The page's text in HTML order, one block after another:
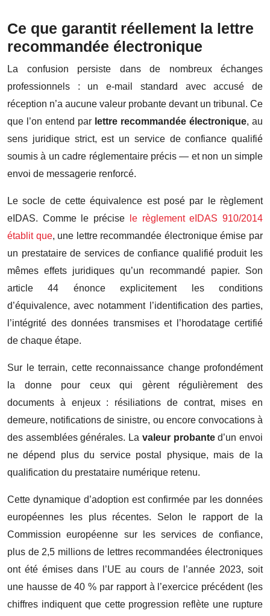
Ce que garantit réellement la lettre
recommandée électronique
La confusion persiste dans de nombreux échanges
professionnels : un e-mail standard avec accusé de
réception n’a aucune valeur probante devant un tribunal. Ce
que l’on entend par lettre recommandée électronique, au
sens juridique strict, est un service de confiance qualifié
soumis à un cadre réglementaire précis — et non un simple
envoi de messagerie renforcé.
Le socle de cette équivalence est posé par le règlement
eIDAS. Comme le précise
le règlement eIDAS 910/2014
établit que, une lettre recommandée électronique émise par
un prestataire de services de confiance qualifié produit les
mêmes effets juridiques qu’un recommandé papier. Son
article 44 énonce explicitement les conditions
d’équivalence, avec notamment l’identification des parties,
l’intégrité des données transmises et l’horodatage certifié
de chaque étape.
Sur le terrain, cette reconnaissance change profondément
la donne pour ceux qui gèrent régulièrement des
documents à enjeux : résiliations de contrat, mises en
demeure, notifications de sinistre, ou encore convocations à
des assemblées générales. La valeur probanted’un envoi
ne dépend plus du service postal physique, mais de la
qualification du prestataire numérique retenu.
Cette dynamique d’adoption est confirmée par les données
européennes les plus récentes. Selon le rapport de la
Commission européenne sur les services de confiance,
plus de 2,5 millions de lettres recommandées électroniques
ont été émises dans l’UE au cours de l’année 2023, soit
une hausse de 40 % par rapport à l’exercice précédent (les
chiffres indiquent que cette progression reflète une rupture